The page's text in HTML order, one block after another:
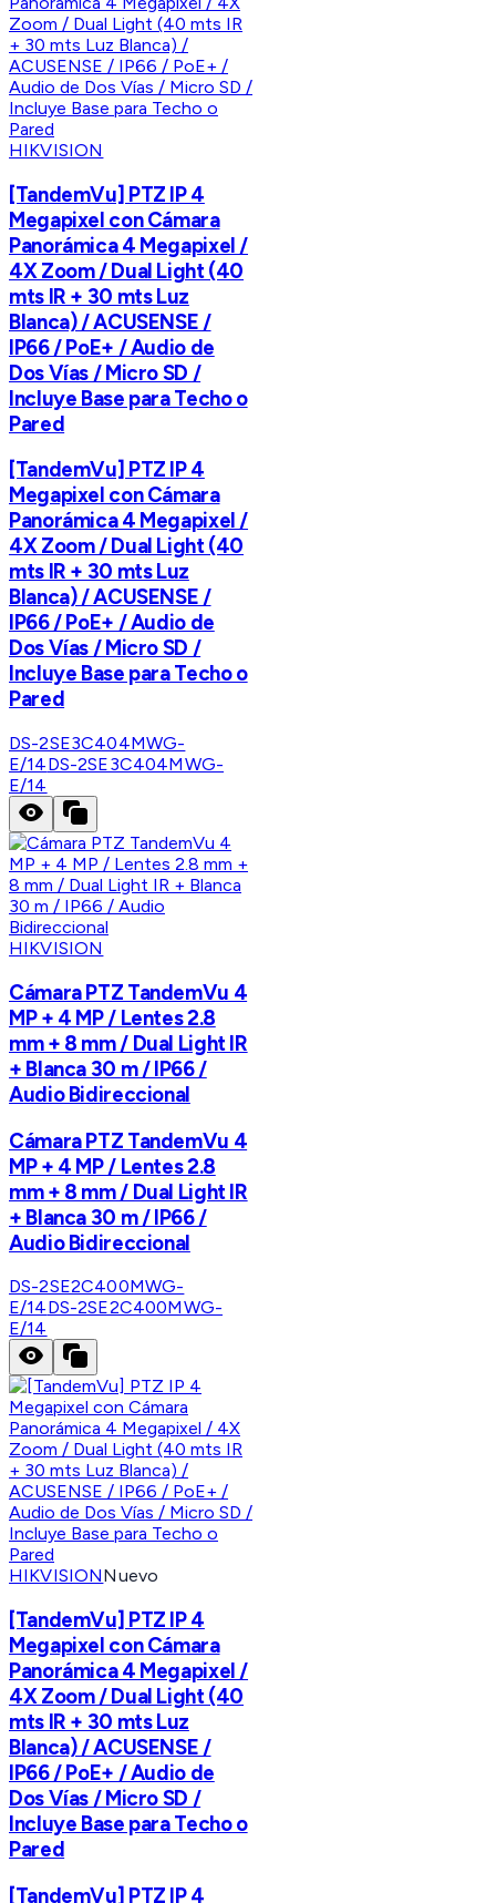
HIKVISION
[TandemVu] PTZ IP 4
Megapixel con Cámara
Panorámica 4 Megapixel /
4X Zoom / Dual Light (40
mts IR + 30 mts Luz
Blanca) / ACUSENSE /
IP66 / PoE+ / Audio de
Dos Vías / Micro SD /
Incluye Base para Techo o
Pared
[TandemVu] PTZ IP 4
Megapixel con Cámara
Panorámica 4 Megapixel /
4X Zoom / Dual Light (40
mts IR + 30 mts Luz
Blanca) / ACUSENSE /
IP66 / PoE+ / Audio de
Dos Vías / Micro SD /
Incluye Base para Techo o
Pared
DS-2SE3C404MWG-
E/14DS-2SE3C404MWG-
E/14
HIKVISION
Cámara PTZ TandemVu 4
MP + 4 MP / Lentes 2.8
mm + 8 mm / Dual Light IR
+ Blanca 30 m / IP66 /
Audio Bidireccional
Cámara PTZ TandemVu 4
MP + 4 MP / Lentes 2.8
mm + 8 mm / Dual Light IR
+ Blanca 30 m / IP66 /
Audio Bidireccional
DS-2SE2C400MWG-
E/14DS-2SE2C400MWG-
E/14
HIKVISIONNuevo
[TandemVu] PTZ IP 4
Megapixel con Cámara
Panorámica 4 Megapixel /
4X Zoom / Dual Light (40
mts IR + 30 mts Luz
Blanca) / ACUSENSE /
IP66 / PoE+ / Audio de
Dos Vías / Micro SD /
Incluye Base para Techo o
Pared
[TandemVu] PTZ IP 4